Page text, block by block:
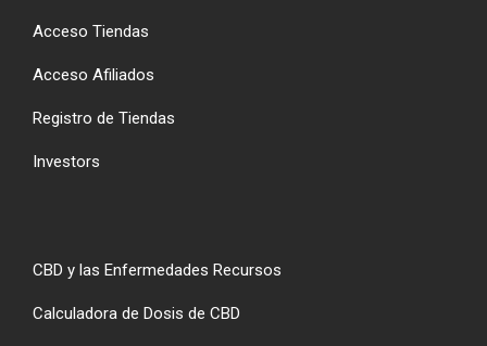
Acceso Tiendas
Acceso Afiliados
Registro de Tiendas
Investors
CBD y las Enfermedades Recursos
Calculadora de Dosis de CBD